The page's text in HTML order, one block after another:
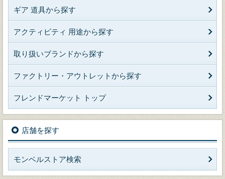
ギア 道具から探す
アクティビティ 用途から探す
取り扱いブランドから探す
ファクトリー・アウトレットから探す
フレンドマーケット トップ
店舗を探す
モンベルストア検索